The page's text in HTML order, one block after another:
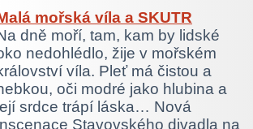
mořská víla a SKUTR
dně moří, tam, kam by lidské
nedohlédlo, žije v mořském
víla. Pleť má čistou a
oči modré jako hlubina a
srdce trápí láska… Nová
Stavovského divadla na